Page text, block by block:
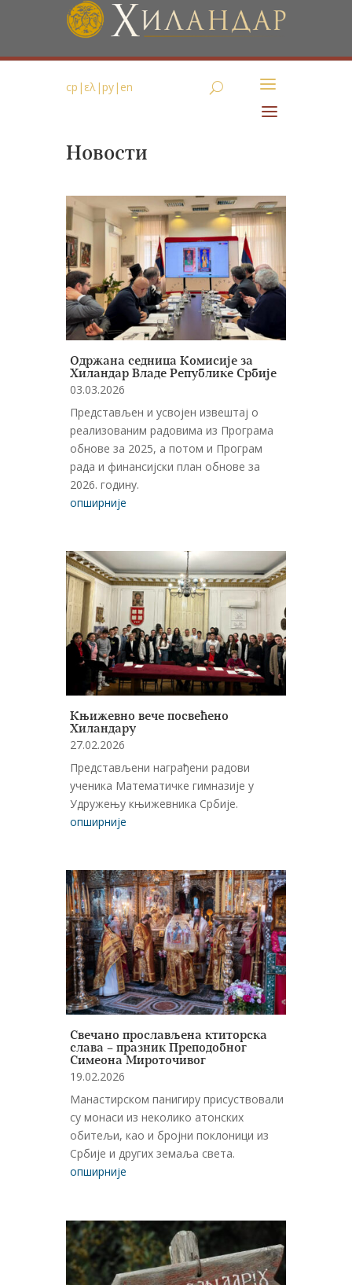
ср | ελ|ру| en
Новости
Одржана седница Комисије за
Хиландар Владе Републике Србије
03.03.2026
Представљен и усвојен извештај о
реализованим радовима из Програма
обнове за 2025, а потом и Програм
рада и финансијски план обнове за
2026. годину.
опширније
Књижевно вече посвећено
Хиландару
27.02.2026
Представљени награђени радови
ученика Математичке гимназије у
Удружењу књижевника Србије.
опширније
Свечано прослављена ктиторска
слава – празник Преподобног
Симеона Мироточивог
19.02.2026
Манастирском панигиру присуствовали
су монаси из неколико атонских
обитељи, као и бројни поклоници из
Србије и других земаља света.
опширније